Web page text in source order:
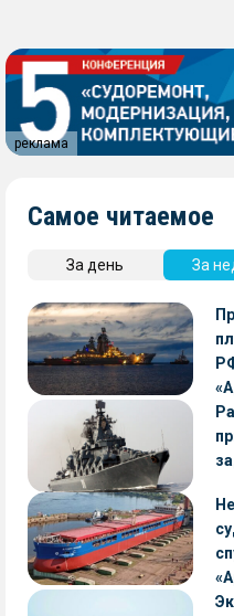
реклама
Самое читаемое
За день За